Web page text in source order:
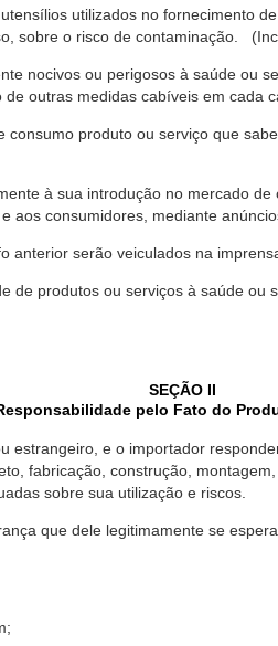
utilizados no fornecimento
sobre o risco de contaminação.
nocivos ou perigosos à saúde ou
outras medidas cabíveis em cada
produto ou serviço que
à sua introdução no mercado
aos consumidores, mediante
anterior serão veiculados na
de produtos ou serviços à saúde
SEÇÃO II
pelo Fato do
estrangeiro, e o importador
fabricação, construção,
sobre sua utilização e riscos.
que dele legitimamente se